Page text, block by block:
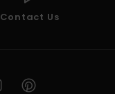
Contact Us